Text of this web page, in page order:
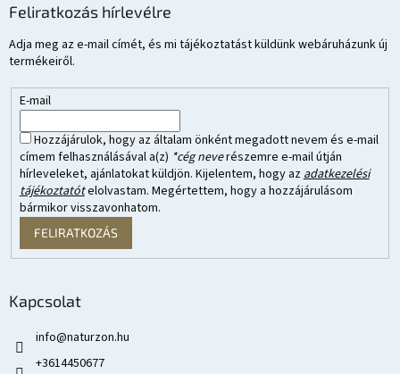
Feliratkozás hírlevélre
Adja meg az e-mail címét, és mi tájékoztatást küldünk webáruházunk új
termékeiről.
E-mail
Hozzájárulok, hogy az általam önként megadott nevem és e-mail
címem felhasználásával a(z) *cég neverészemre e-mail útján
hírleveleket, ajánlatokat küldjön. Kijelentem, hogy az adatkezelési
tájékoztatótelolvastam. Megértettem, hogy a hozzájárulásom
bármikor visszavonhatom.
FELIRATKOZÁS
Kapcsolat
info@naturzon.hu
+3614450677